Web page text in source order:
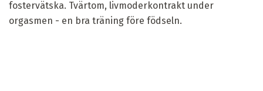
fostervätska. Tvärtom, livmoderkontrakt under
orgasmen - en bra träning före födseln.